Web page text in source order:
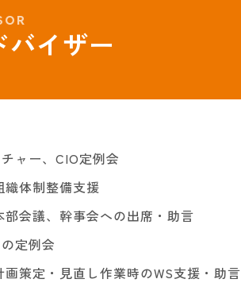
バイザー
ャー、CIO定例会
織体制整備支援
部会議、幹事会への出席・助言
定例会
画策定・見直し作業時のWS支援・助言